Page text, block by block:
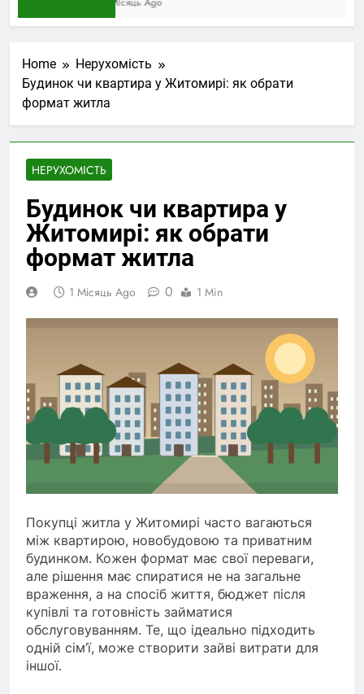
Home
Нерухомість
Будинок чи квартира у Житомирі: як обрати
формат житла
НЕРУХОМІСТЬ
Будинок чи квартира у
Житомирі: як обрати
формат житла
1 Місяць Ago 0 1 Min
Покупці житла у Житомирі часто вагаються
між квартирою, новобудовою та приватним
будинком. Кожен формат має свої переваги,
але рішення має спиратися не на загальне
враження, а на спосіб життя, бюджет після
купівлі та готовність займатися
обслуговуванням. Те, що ідеально підходить
одній сім’ї, може створити зайві витрати для
іншої.